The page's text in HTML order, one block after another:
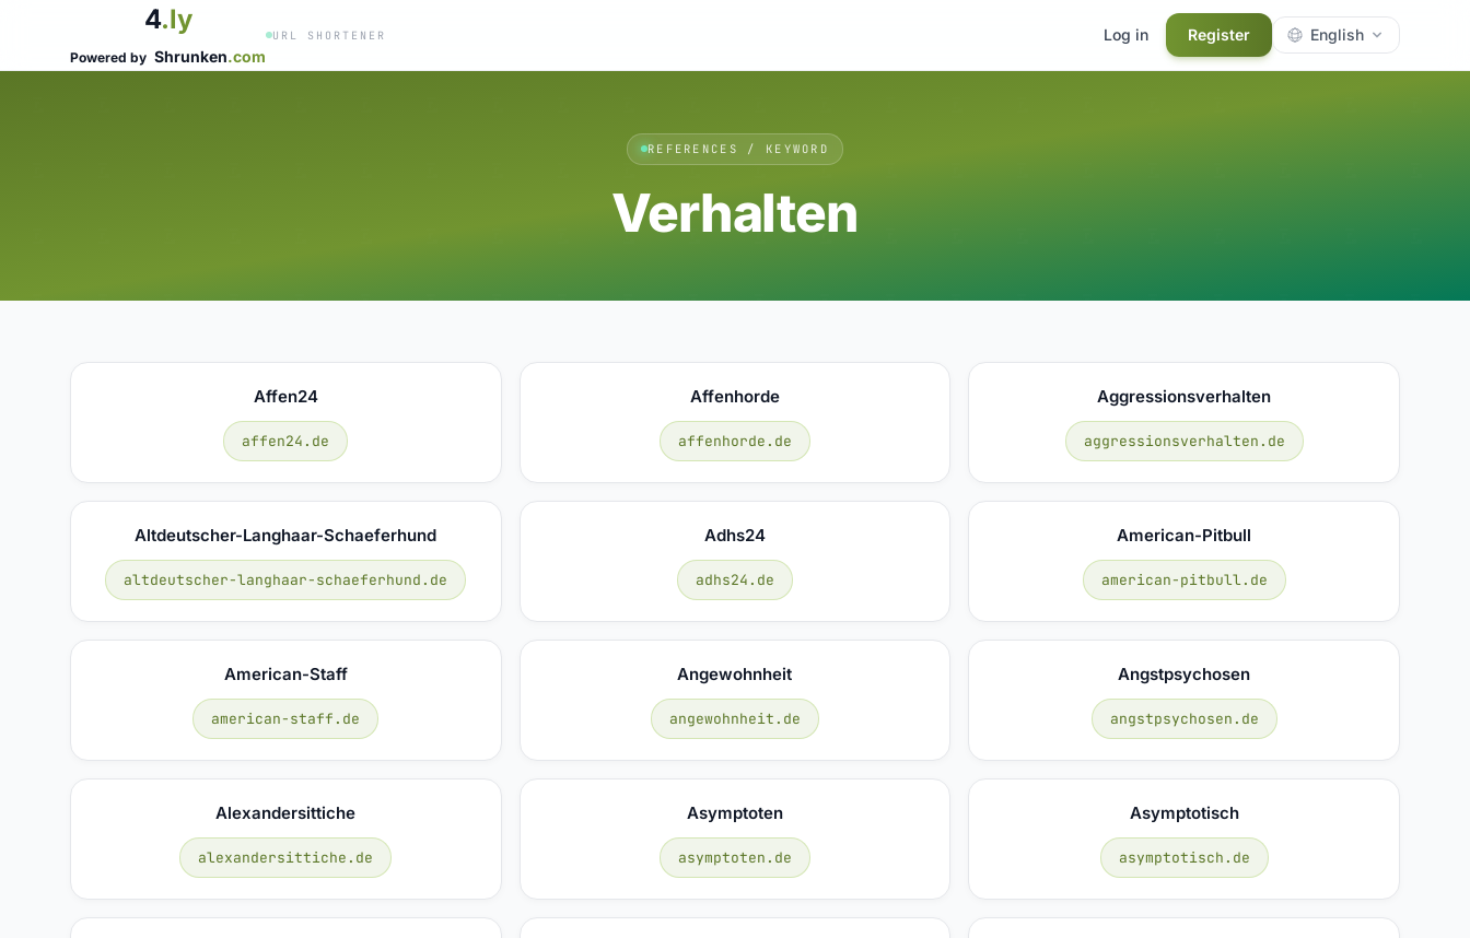
4.ly
Powered by Shrunken.com
URL SHORTENER Log in Register English
REFERENCES / KEYWORD
Verhalten
Affen24
affen24.de
Affenhorde
affenhorde.de
Aggressionsverhalten
aggressionsverhalten.de
Altdeutscher-Langhaar-Schaeferhund
altdeutscher-langhaar-schaeferhund.de
Adhs24
adhs24.de
American-Pitbull
american-pitbull.de
American-Staff
american-staff.de
Angewohnheit
angewohnheit.de
Angstpsychosen
angstpsychosen.de
Alexandersittiche
alexandersittiche.de
Asymptoten
asymptoten.de
Asymptotisch
asymptotisch.de